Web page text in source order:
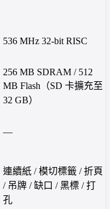
536 MHz 32-bit RISC
256 MB SDRAM / 512
MB Flash（SD 卡擴充至
32 GB）
—
連續紙 / 模切標籤 / 折頁
/ 吊牌 / 缺口 / 黑標 / 打
孔